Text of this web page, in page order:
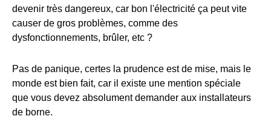
devenir très dangereux, car bon l'électricité ça peut vite
causer de gros problèmes, comme des
dysfonctionnements, brûler, etc ?
Pas de panique, certes la prudence est de mise, mais le
monde est bien fait, car il existe une mention spéciale
que vous devez absolument demander aux installateurs
de borne.